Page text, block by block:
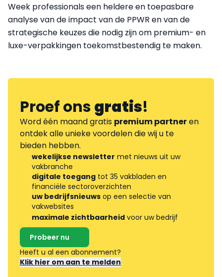
Week professionals een heldere en toepasbare
analyse van de impact van de PPWR en van de
strategische keuzes die nodig zijn om premium- en
luxe-verpakkingen toekomstbestendig te maken.
Proef onsgratis!
Word één maand gratis premium partneren
ontdek alle unieke voordelen die wij u te
bieden hebben.
wekelijkse newsletter met nieuws uit uw
vakbranche
digitale toegang tot 35 vakbladen en
financiële sectoroverzichten
uw bedrijfsnieuws op een selectie van
vakwebsites
maximale zichtbaarheid voor uw bedrijf
Probeer nu
Heeft u al een abonnement?
Klik hier om aan te melden